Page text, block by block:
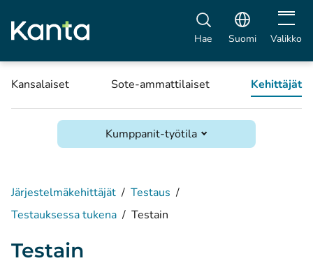
Hae Suomi Avaa
Valikko
Kansalaiset Sote-ammattilaiset Kehittäjät
Kumppanit-työtila
Järjestelmäkehittäjät / Testaus /
Testauksessa tukena / Testain
Testain